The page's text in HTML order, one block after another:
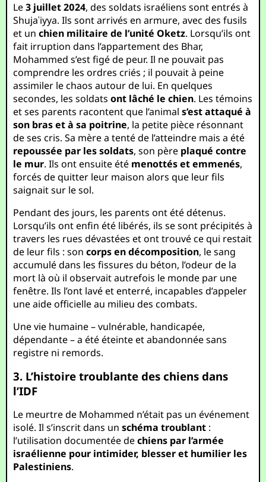
Le3 juillet 2024, des soldats israéliens sont entrés à
Shujaʿiyya. Ils sont arrivés en armure, avec des fusils
et unchien militaire de l’unité Oketz. Lorsqu’ils ont
fait irruption dans l’appartement des Bhar,
Mohammed s’est figé de peur. Il ne pouvait pas
comprendre les ordres criés ; il pouvait à peine
assimiler le chaos autour de lui. En quelques
secondes, les soldatsont lâché le chien. Les témoins
et ses parents racontent que l’animals’est attaqué à
son bras et à sa poitrine, la petite pièce résonnant
de ses cris. Sa mère a tenté de l’atteindre mais a été
repoussée par les soldats, son père plaqué contre
le mur. Ils ont ensuite été menottés et emmenés,
forcés de quitter leur maison alors que leur fils
saignait sur le sol.
Pendant des jours, les parents ont été détenus.
Lorsqu’ils ont enfin été libérés, ils se sont précipités à
travers les rues dévastées et ont trouvé ce qui restait
de leur fils : soncorps en décomposition, le sang
accumulé dans les fissures du béton, l’odeur de la
mort là où il observait autrefois le monde par une
fenêtre. Ils l’ont lavé et enterré, incapables d’appeler
une aide officielle au milieu des combats.
Une vie humaine – vulnérable, handicapée,
dépendante – a été éteinte et abandonnée sans
registre ni remords.
3. L’histoire troublante des chiens dans
l’IDF
Le meurtre de Mohammed n’était pas un événement
isolé. Il s’inscrit dans unschéma troublant :
l’utilisation documentée dechiens par l’armée
israélienne pour intimider, blesser et humilier les
Palestiniens.